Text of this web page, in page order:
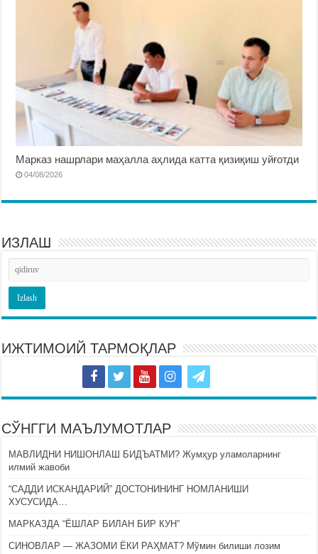
Марказ нашрлари маҳалла аҳлида катта қизиқиш уйғотди
04/08/2026
ИЗЛАШ
ИЖТИМОИЙ ТАРМОҚЛАР
СЎНГГИ МАЪЛУМОТЛАР
МАВЛИДНИ НИШОНЛАШ БИДЪАТМИ? Жумҳур уламоларнинг
илмий жавоби
“САДДИ ИСКАНДАРИЙ” ДОСТОНИНИНГ НОМЛАНИШИ
ХУСУСИДА…
МАРКАЗДА “ЁШЛАР БИЛАН БИР КУН”
СИНОВЛАР — ЖАЗОМИ ЁКИ РАҲМАТ? Мўмин билиши лозим